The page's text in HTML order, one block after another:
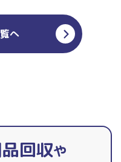
へ
回収や